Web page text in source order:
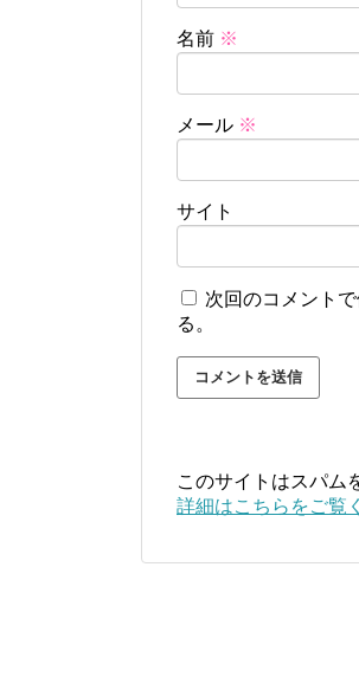
名前 ※
メール ※
サイト
次回のコメント
る。
このサイトはスパム
詳細はこちらをご覧